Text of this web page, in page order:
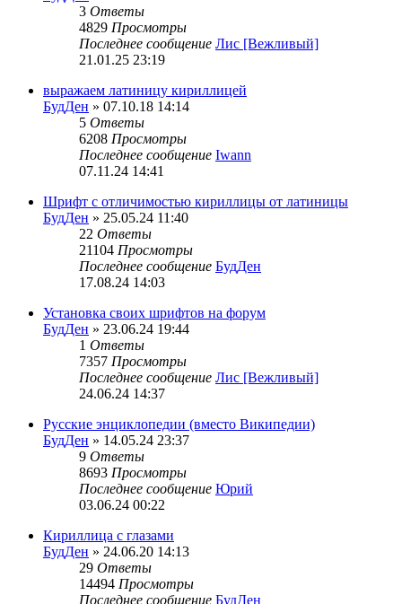
3 Ответы
4829 Просмотры
Последнее сообщение Лис [Вежливый]
21.01.25 23:19
выражаем латиницу кириллицей
БудДен » 07.10.18 14:14
5 Ответы
6208 Просмотры
Последнее сообщение Iwann
07.11.24 14:41
Шрифт с отличимостью кириллицы от латиницы
БудДен » 25.05.24 11:40
22 Ответы
21104 Просмотры
Последнее сообщение БудДен
17.08.24 14:03
Установка своих шрифтов на форум
БудДен » 23.06.24 19:44
1 Ответы
7357 Просмотры
Последнее сообщение Лис [Вежливый]
24.06.24 14:37
Русские энциклопедии (вместо Википедии)
БудДен » 14.05.24 23:37
9 Ответы
8693 Просмотры
Последнее сообщение Юрий
03.06.24 00:22
Кириллица с глазами
БудДен » 24.06.20 14:13
29 Ответы
14494 Просмотры
Последнее сообщение БудДен